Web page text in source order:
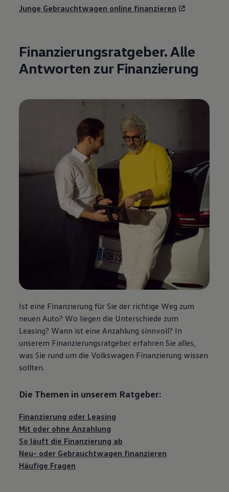
Junge Gebrauchtwagen online finanzieren
Finanzierungsratgeber. Alle
Antworten zur Finanzierung
Ist eine Finanzierung für Sie der richtige Weg zum
neuen Auto? Wo liegen die Unterschiede zum
Leasing? Wann ist eine Anzahlung sinnvoll? In
unserem Finanzierungsratgeber erfahren Sie alles,
was Sie rund um die Volkswagen Finanzierung wissen
sollten.
Die Themen in unserem Ratgeber:
Finanzierung oder Leasing
Mit oder ohne Anzahlung
So läuft die Finanzierung ab
Neu- oder Gebrauchtwagen finanzieren
Häufige Fragen